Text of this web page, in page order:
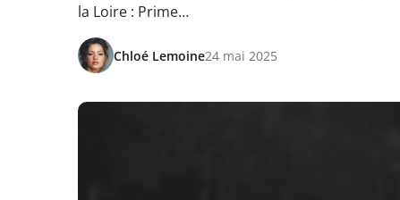
la Loire : Prime…
Chloé Lemoine24 mai 2025